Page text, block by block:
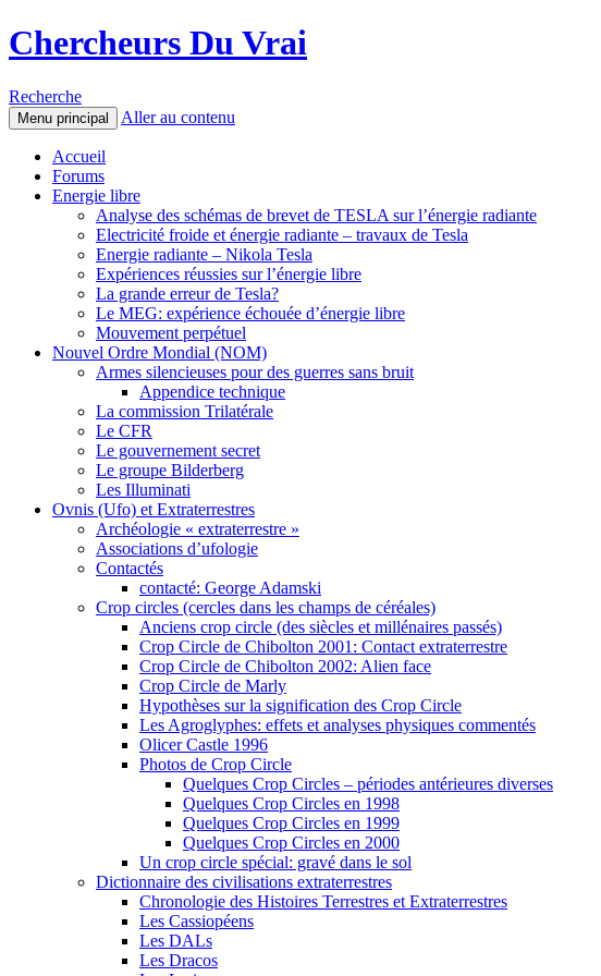
Chercheurs Du Vrai
Recherche
Menu principal Aller au contenu
Accueil
Forums
Energie libre
Analyse des schémas de brevet de TESLA sur l’énergie radiante
Electricité froide et énergie radiante – travaux de Tesla
Energie radiante – Nikola Tesla
Expériences réussies sur l’énergie libre
La grande erreur de Tesla?
Le MEG: expérience échouée d’énergie libre
Mouvement perpétuel
Nouvel Ordre Mondial (NOM)
Armes silencieuses pour des guerres sans bruit
Appendice technique
La commission Trilatérale
Le CFR
Le gouvernement secret
Le groupe Bilderberg
Les Illuminati
Ovnis (Ufo) et Extraterrestres
Archéologie « extraterrestre »
Associations d’ufologie
Contactés
contacté: George Adamski
Crop circles (cercles dans les champs de céréales)
Anciens crop circle (des siècles et millénaires passés)
Crop Circle de Chibolton 2001: Contact extraterrestre
Crop Circle de Chibolton 2002: Alien face
Crop Circle de Marly
Hypothèses sur la signification des Crop Circle
Les Agroglyphes: effets et analyses physiques commentés
Olicer Castle 1996
Photos de Crop Circle
Quelques Crop Circles – périodes antérieures diverses
Quelques Crop Circles en 1998
Quelques Crop Circles en 1999
Quelques Crop Circles en 2000
Un crop circle spécial: gravé dans le sol
Dictionnaire des civilisations extraterrestres
Chronologie des Histoires Terrestres et Extraterrestres
Les Cassiopéens
Les DALs
Les Dracos